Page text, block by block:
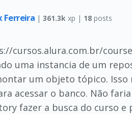
Ferreira | 361.3k xp | 18posts
cursos.alura.com.br/
uma instancia de um
um objeto tópico. Isso
acessar o banco. Não
fazer a busca do curso